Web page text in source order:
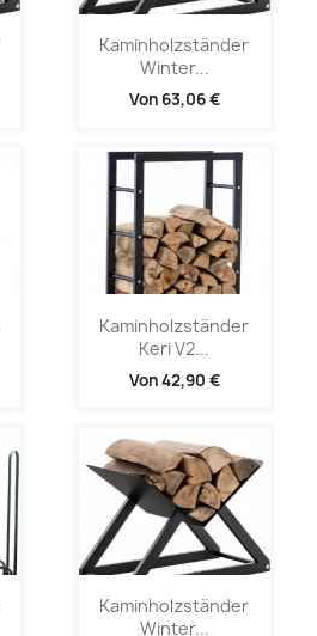
Kaminholzständer
Winter...
Von 63,06 €
Kaminholzständer
Keri V2...
Von42,90 €
Kaminholzständer
Winter...